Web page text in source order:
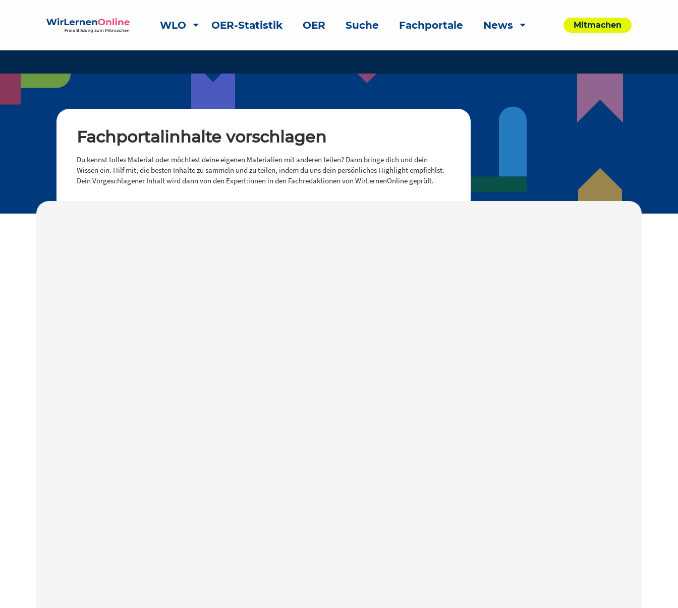
WLO OER-Statistik OER Suche Fachportale News Mitmachen
Fachportalinhalte vorschlagen
Du kennst tolles Material oder möchtest deine eigenen Materialien mit anderen teilen? Dann bringe dich und dein
Wissen ein. Hilf mit, die besten Inhalte zu sammeln und zu teilen, indem du uns dein persönliches Highlight empfiehlst.
Dein Vorgeschlagener Inhalt wird dann von den Expert:innen in den Fachredaktionen von WirLernenOnline geprüft.